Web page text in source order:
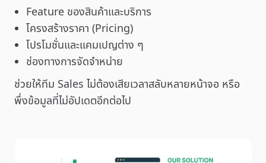
Feature ของสินค้าและบริการ
โครงสร้างราคา (Pricing)
โปรโมชั่นและแคมเปญต่าง ๆ
ช่องทางการจัดจำหน่าย
ช่วยให้ทีม Sales ไม่ต้องเสียเวลาสลับหลายหน้าจอ หรือ
พึ่งข้อมูลที่ไม่อัปเดตอีกต่อไป